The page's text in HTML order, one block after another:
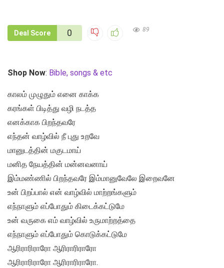
Deal Score 0 89
Shop Now: Bible, songs & etc
காலம் முழுதும் எனை காக்க
கரங்கள் பிடித்து வழி நடத்த
எனக்காக பிறந்தவரே
எந்தன் வாழ்வில் நீ புது உறவே
மானுடத்தின் மகுடமாய்
மனித நேயத்தின் மன்னவனாய்
இம்மண்ணில் பிறந்தவரே இம்மானுவேலே இறைவனே
உன் பிறப்பால் என் வாழ்வில் மாற்றங்களும்
எந்நாளும் எப்போதும் கிடைக்கட்டுமே
உன் வருகை எம் வாழ்வில் உருமாற்றத்தை
எந்நாளும் எப்போதும் கொடுக்கட்டுமே
ஆரிராரிராரோ ஆரிராரிராரோ
ஆரிராரிராரோ ஆரிராரிராரோ.